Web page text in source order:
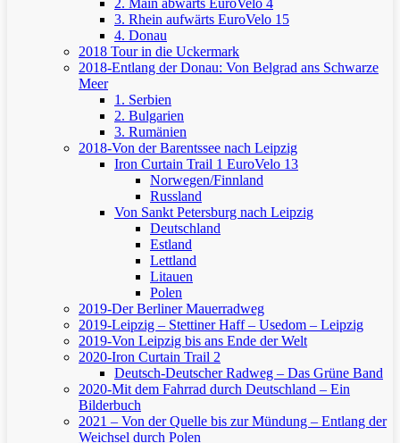
3. Rhein aufwärts EuroVelo 15
4. Donau
2018 Tour in die Uckermark
2018-Entlang der Donau: Von Belgrad ans Schwarze
Meer
1. Serbien
2. Bulgarien
3. Rumänien
2018-Von der Barentssee nach Leipzig
Iron Curtain Trail 1 EuroVelo 13
Norwegen/Finnland
Russland
Von Sankt Petersburg nach Leipzig
Deutschland
Estland
Lettland
Litauen
Polen
2019-Der Berliner Mauerradweg
2019-Leipzig – Stettiner Haff – Usedom – Leipzig
2019-Von Leipzig bis ans Ende der Welt
2020-Iron Curtain Trail 2
Deutsch-Deutscher Radweg – Das Grüne Band
2020-Mit dem Fahrrad durch Deutschland – Ein
Bilderbuch
2021 – Von der Quelle bis zur Mündung – Entlang der
Weichsel durch Polen